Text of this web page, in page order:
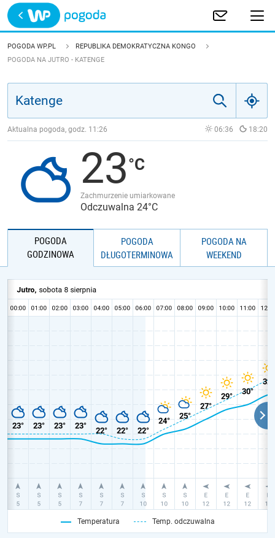
Trwa ładowanie
POLSKA
JAKOŚĆ POWIETRZA
POGODA WP.PL
REPUBLIKA DEMOKRATYCZNA KONGO
POGODA NA JUTRO - KATENGE
Aktualna pogoda, godz. 11:26 06:36 18:20
23
Zachmurzenie umiarkowane
Odczuwalna 24°C
POGODA
GODZINOWA
POGODA
DŁUGOTERMINOWA
POGODA NA
WEEKEND
Temperatura Temp. odczuwalna